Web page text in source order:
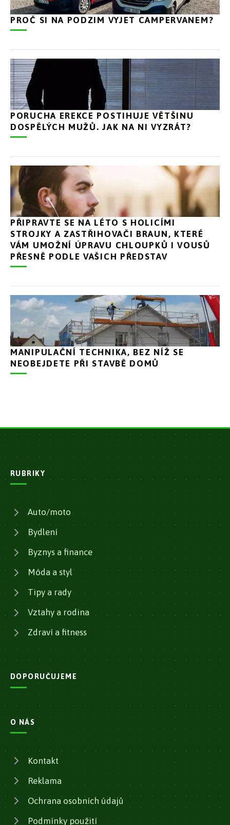
PROČ SI NA PODZIM VYJET CAMPERVANEM?
PORUCHA EREKCE POSTIHUJE VĚTŠINU
DOSPĚLÝCH MUŽŮ. JAK NA NI VYZRÁT?
PŘIPRAVTE SE NA LÉTO S HOLICÍMI
STROJKY A ZASTŘIHOVAČI BRAUN, KTERÉ
VÁM UMOŽNÍ ÚPRAVU CHLOUPKŮ I VOUSŮ
PŘESNĚ PODLE VAŠICH PŘEDSTAV
MANIPULAČNÍ TECHNIKA, BEZ NÍŽ SE
NEOBEJDETE PŘI STAVBĚ DOMŮ
RUBRIKY
Auto/moto
Bydlení
Byznys a finance
Móda a styl
Tipy a rady
Vztahy a rodina
Zdraví a fitness
DOPORUČUJEME
O NÁS
Kontakt
Reklama
Ochrana osobních údajů
Podmínky použití